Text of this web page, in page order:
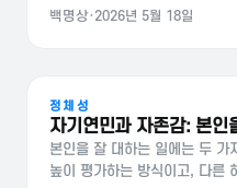
로 자연스럽게 넘어가는 사람
백명상· 2026년 5월 18일
정체성
자기연민과 자존감: 본인
본인을 잘 대하는 일에는 두 가
높이 평가하는 방식이고, 다른